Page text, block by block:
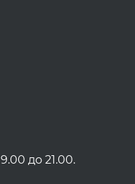
до 21.00.